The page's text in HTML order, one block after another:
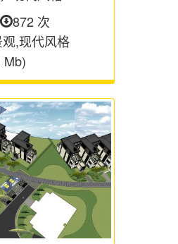
872 次
,现代风格
Mb)